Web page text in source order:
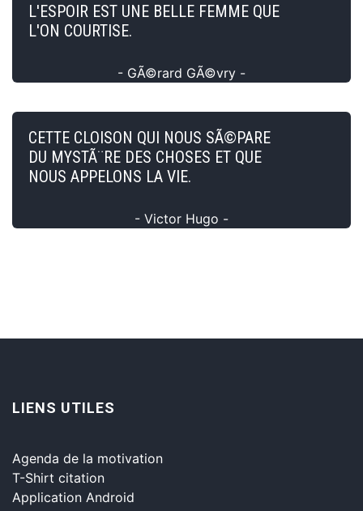
L'ESPOIR EST UNE BELLE FEMME QUE
L'ON COURTISE.
- GÃ©rard GÃ©vry -
CETTE CLOISON QUI NOUS SÃ©PARE
DU MYSTÃ¨RE DES CHOSES ET QUE
NOUS APPELONS LA VIE.
- Victor Hugo -
LIENS UTILES
Agenda de la motivation
T-Shirt citation
Application Android